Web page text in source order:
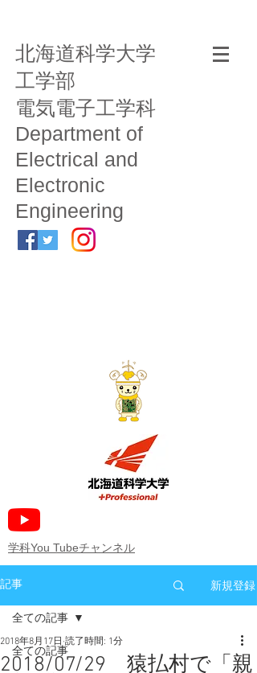
北海道科学大学
工学部
電気電子工学科
Department of
Electrical and
Electronic
Engineering
​学科You Tubeチャンネル
記事 新規登録
全ての記事
全ての記事
2018/07/29 猿払村で「親
2018年8月17日 読了時間: 1分